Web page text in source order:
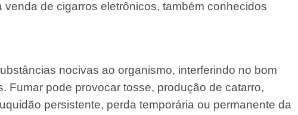
venda de cigarros eletrônicos, também conhecidos
nocivas ao organismo, interferindo no bom
Fumar pode provocar tosse, produção de catarro,
persistente, perda temporária ou permanente da